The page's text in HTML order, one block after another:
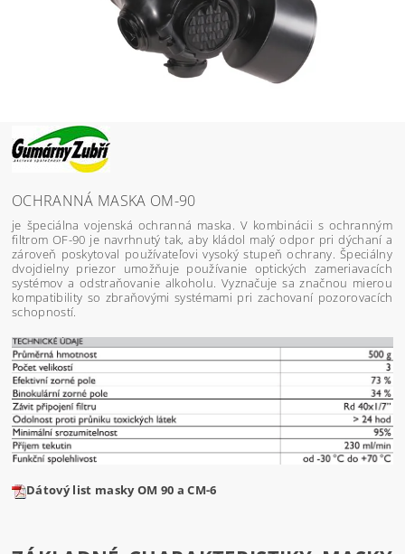
OCHRANNÁ MASKA OM-90
je špeciálna vojenská ochranná maska. V kombinácii s ochranným
filtrom OF-90 je navrhnutý tak, aby kládol malý odpor pri dýchaní a
zároveň poskytoval používateľovi vysoký stupeň ochrany. Špeciálny
dvojdielny priezor umožňuje používanie optických zameriavacích
systémov a odstraňovanie alkoholu. Vyznačuje sa značnou mierou
kompatibility so zbraňovými systémami pri zachovaní pozorovacích
schopností.
Dátový list masky OM 90 a CM-6